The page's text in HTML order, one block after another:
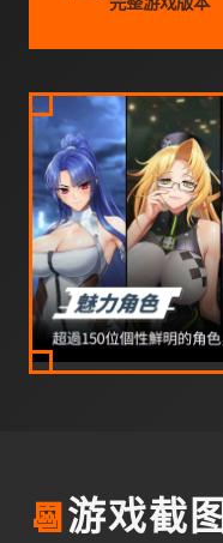
📆 游戏截图